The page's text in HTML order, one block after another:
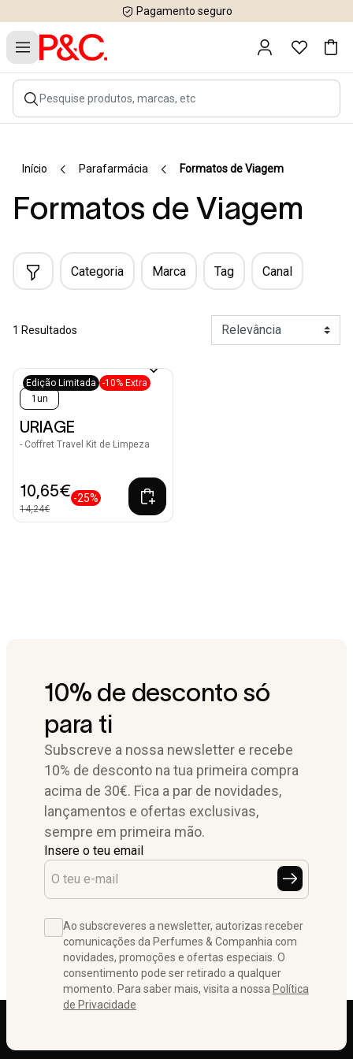
Pagamento seguro
Início Parafarmácia Formatos de Viagem
Formatos de Viagem
Categoria Marca Tag Canal
1 Resultados
Edição Limitada
-10% Extra
1un
URIAGE
- Coffret Travel Kit de Limpeza
10,65€
14,24€
-25%
10% de desconto só
para ti
Subscreve a nossa newsletter e recebe
10% de desconto na tua primeira compra
acima de 30€. Fica a par de novidades,
lançamentos e ofertas exclusivas,
sempre em primeira mão.
Insere o teu email
Ao subscreveres a newsletter, autorizas receber
comunicações da Perfumes & Companhia com
novidades, promoções e ofertas especiais. O
consentimento pode ser retirado a qualquer
momento. Para saber mais, visita a nossa Política
de Privacidade